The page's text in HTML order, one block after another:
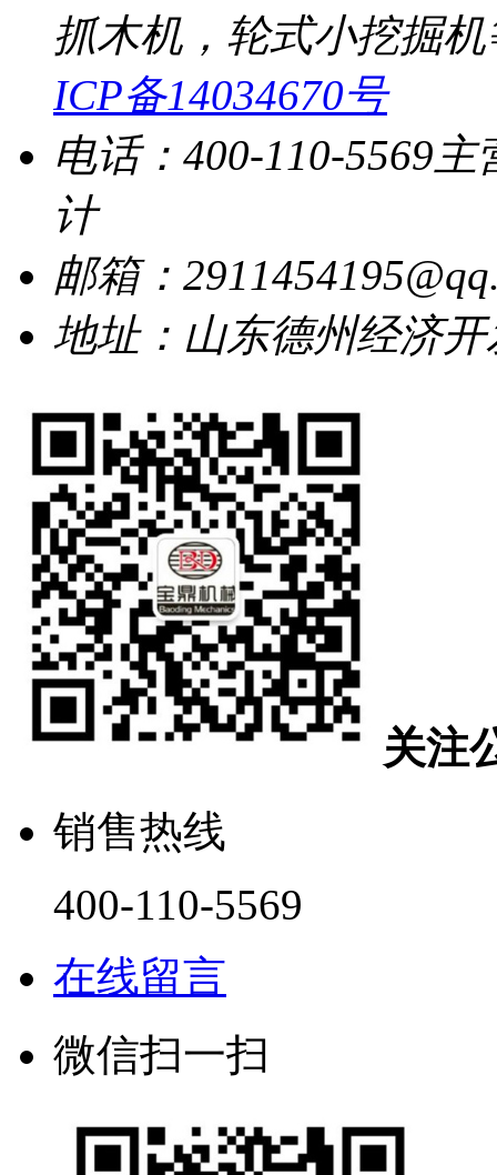
抓木机，轮式小挖掘
ICP备14034670号
电话：400-110-5569 主
计
邮箱：
地址：山东德州经济
关注
销售热线
400-110-5569
在线留言
微信扫一扫